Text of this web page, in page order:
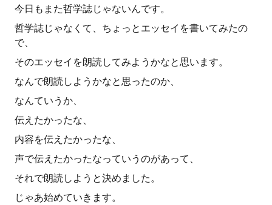
今日もまた哲学誌じゃないんです。
哲学誌じゃなくて、ちょっとエッセイを書いてみたの
で、
そのエッセイを朗読してみようかなと思います。
なんで朗読しようかなと思ったのか、
なんていうか、
伝えたかったな、
内容を伝えたかったな、
声で伝えたかったなっていうのがあって、
それで朗読しようと決めました。
じゃあ始めていきます。